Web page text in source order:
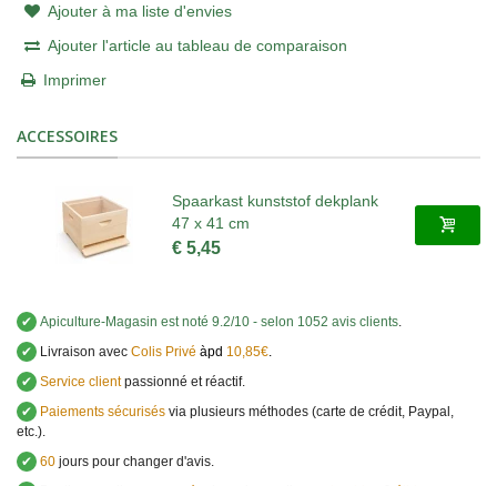
Ajouter à ma liste d'envies
Ajouter l'article au tableau de comparaison
Imprimer
ACCESSOIRES
Spaarkast kunststof dekplank
47 x 41 cm
€ 5,45
✔ Apiculture-Magasin est noté 9.2/10 - selon 1052 avis clients
✔
Livraison avec Colis Privé àpd 10,85€
✔ Service clientpassionné et réactif.
✔
Paiements sécurisés via plusieurs méthodes (carte de crédit, Paypal,
etc.).
✔ 60 jours pour changer d'avis.